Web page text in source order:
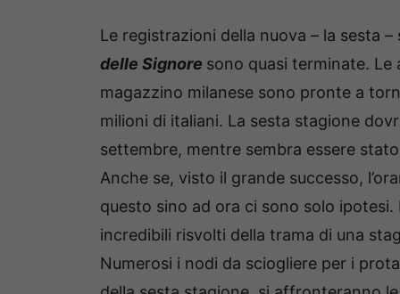
Le registrazioni della nuova – la sesta –
delle Signore sono quasi terminate.
magazzino milanese sono pronte a
milioni di italiani. La sesta stagione
settembre, mentre sembra essere
Anche se, visto il grande successo,
questo sino ad ora ci sono solo
incredibili risvolti della trama di una
Numerosi i nodi da sciogliere per i